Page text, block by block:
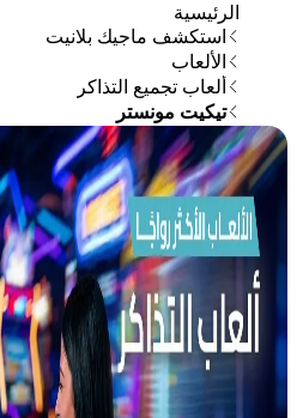
الرئيسية
استكشف ماجيك بلانيت
الألعاب
ألعاب تجميع التذاكر
تيكيت مونستر